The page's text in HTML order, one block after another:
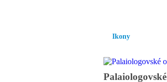
Ikony
Palaiologovské